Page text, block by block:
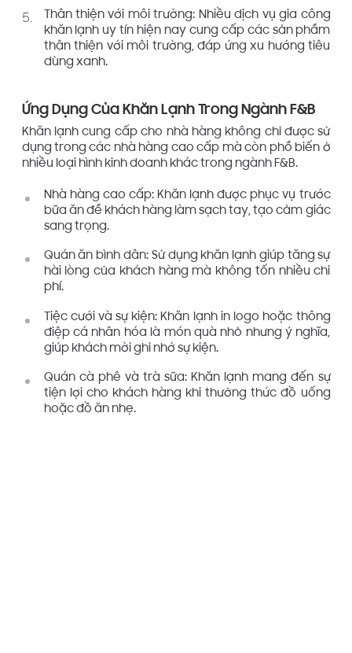
Thân thiện với môi trường: Nhiều dịch vụ gia công
khăn lạnh uy tín hiện nay cung cấp các sản phẩm
thân thiện với môi trường, đáp ứng xu hướng tiêu
dùng xanh.
Ứng Dụng Của Khăn Lạnh Trong Ngành F&B
Khăn lạnh cung cấp cho nhà hàng không chỉ được sử
dụng trong các nhà hàng cao cấp mà còn phổ biến ở
nhiều loại hình kinh doanh khác trong ngành F&B.
Nhà hàng cao cấp: Khăn lạnh được phục vụ trước
bữa ăn để khách hàng làm sạch tay, tạo cảm giác
sang trọng.
Quán ăn bình dân: Sử dụng khăn lạnh giúp tăng sự
hài lòng của khách hàng mà không tốn nhiều chi
phí.
Tiệc cưới và sự kiện: Khăn lạnh in logo hoặc thông
điệp cá nhân hóa là món quà nhỏ nhưng ý nghĩa,
giúp khách mời ghi nhớ sự kiện.
Quán cà phê và trà sữa: Khăn lạnh mang đến sự
tiện lợi cho khách hàng khi thưởng thức đồ uống
hoặc đồ ăn nhẹ.